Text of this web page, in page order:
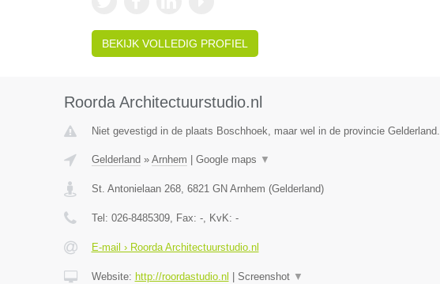
BEKIJK VOLLEDIG PROFIEL
Roorda Architectuurstudio.nl
Niet gevestigd in de plaats Boschhoek, maar wel in de provincie Gelderland.
Gelderland » Arnhem Google maps ▼
St. Antonielaan 268, 6821 GN Arnhem (Gelderland)
Tel: 026-8485309, Fax: -, KvK: -
E-mail › Roorda Architectuurstudio.nl
Website: http://roordastudio.nl Screenshot ▼